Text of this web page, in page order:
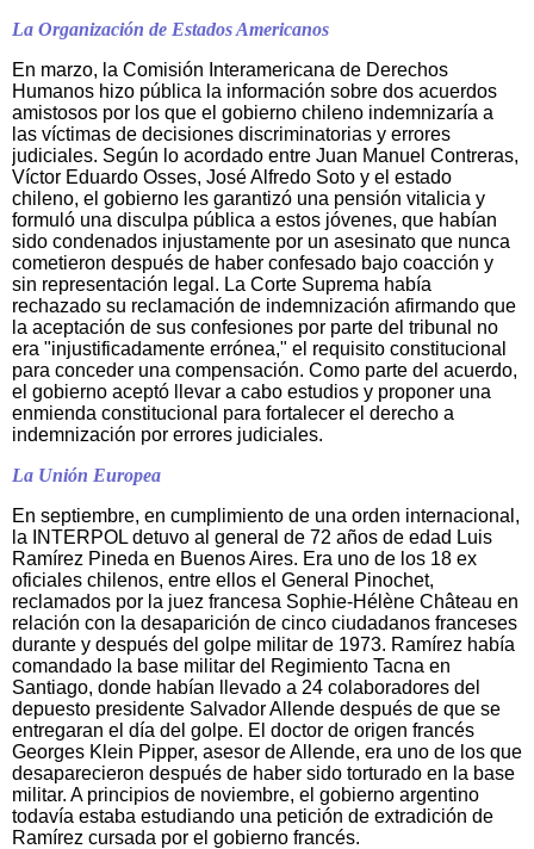
La Organización de Estados Americanos
En marzo, la Comisión Interamericana de Derechos
Humanos hizo pública la información sobre dos acuerdos
amistosos por los que el gobierno chileno indemnizaría a
las víctimas de decisiones discriminatorias y errores
judiciales. Según lo acordado entre Juan Manuel Contreras,
Víctor Eduardo Osses, José Alfredo Soto y el estado
chileno, el gobierno les garantizó una pensión vitalicia y
formuló una disculpa pública a estos jóvenes, que habían
sido condenados injustamente por un asesinato que nunca
cometieron después de haber confesado bajo coacción y
sin representación legal. La Corte Suprema había
rechazado su reclamación de indemnización afirmando que
la aceptación de sus confesiones por parte del tribunal no
era "injustificadamente errónea," el requisito constitucional
para conceder una compensación. Como parte del acuerdo,
el gobierno aceptó llevar a cabo estudios y proponer una
enmienda constitucional para fortalecer el derecho a
indemnización por errores judiciales.
La Unión Europea
En septiembre, en cumplimiento de una orden internacional,
la INTERPOL detuvo al general de 72 años de edad Luis
Ramírez Pineda en Buenos Aires. Era uno de los 18 ex
oficiales chilenos, entre ellos el General Pinochet,
reclamados por la juez francesa Sophie-Hélène Château en
relación con la desaparición de cinco ciudadanos franceses
durante y después del golpe militar de 1973. Ramírez había
comandado la base militar del Regimiento Tacna en
Santiago, donde habían llevado a 24 colaboradores del
depuesto presidente Salvador Allende después de que se
entregaran el día del golpe. El doctor de origen francés
Georges Klein Pipper, asesor de Allende, era uno de los que
desaparecieron después de haber sido torturado en la base
militar. A principios de noviembre, el gobierno argentino
todavía estaba estudiando una petición de extradición de
Ramírez cursada por el gobierno francés.